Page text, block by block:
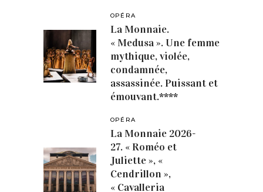
OPÉRA
La Monnaie.
« Medusa ». Une femme
mythique, violée,
condamnée,
assassinée. Puissant et
émouvant.****
OPÉRA
La Monnaie 2026-
27. « Roméo et
Juliette », «
Cendrillon »,
« Cavalleria